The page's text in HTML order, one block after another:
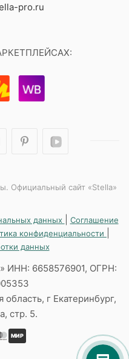
pro.ru
Официальный сайт «Stella»
данных
Соглашение
конфиденциальности
данных
6658576901, ОГРН:
г Екатеринбург,
стр. 5.
МИР